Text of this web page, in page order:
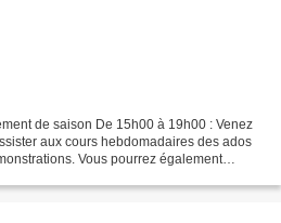
de saison De 15h00 à 19h00 : Venez
aux cours hebdomadaires des ados
Vous pourrez également